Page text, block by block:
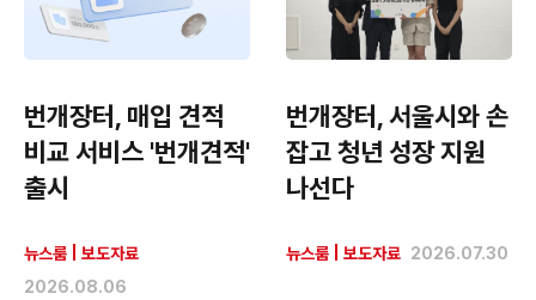
번개장터, 매입 견적
비교 서비스 '번개견적'
출시
뉴스룸
보도자료
2026.08.06
번개장터, 서울시와 손
잡고 청년 성장 지원
나선다
뉴스룸 보도자료 2026.07.30